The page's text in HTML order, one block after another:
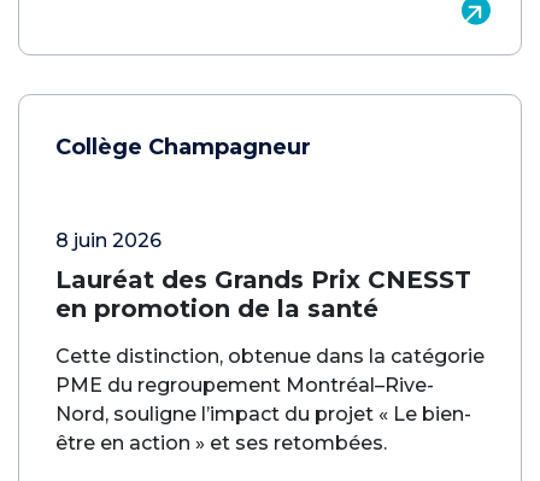
Collège Champagneur
8 juin 2026
Lauréat des Grands Prix CNESST
en promotion de la santé
Cette distinction, obtenue dans la catégorie
PME du regroupement Montréal–Rive-
Nord, souligne l’impact du projet « Le bien-
être en action » et ses retombées.